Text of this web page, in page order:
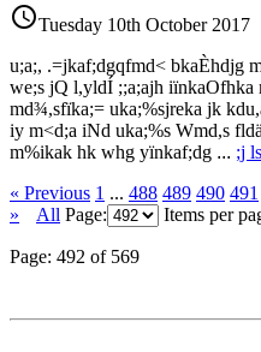
access_timeTuesday 10th October 2017
u;a;, .=jkaf;dgqfmd< bkaÈhdjg
we;s jQ l,yldÍ ;;a;ajh iïnkaOfhka
md¾,sfïka;= uka;%sjreka jk
iy m<d;a iNd uka;%s Wmd,s
m%ikak hk whg yïnkaf;dg ... ;j
« Previous 1 ... 488 489 490 491
»
All Page: Items per
Page: 492 of 569